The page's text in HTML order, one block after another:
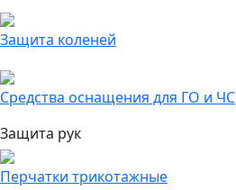
Защита коленей
Средства оснащения для ГО и ЧС
Защита рук
Перчатки трикотажные